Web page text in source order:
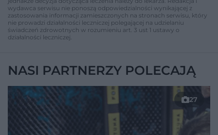
wydawca serwisu nie ponoszą odpowiedzialności wynikającej z
zastosowania informacji zamieszczonych na stronach serwisu, który
nie prowadzi działalności leczniczej polegającej na udzielaniu
świadczeń zdrowotnych w rozumieniu art. 3 ust 1 ustawy o
działalności leczniczej.
NASI PARTNERZY POLECAJĄ
27